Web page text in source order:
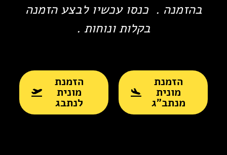
בהזמנה . כנסו עכשיו לבצע הזמנה
בקלות ונוחות .
הזמנת
מונית
מנתב"ג
הזמנת
מונית
לנתבג